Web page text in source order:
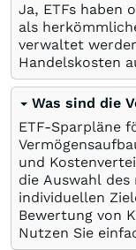
Ja, ETFs haben
als
verwaltet
Handelskosten
Was sind die
ETF-Sparpläne
und
die Auswahl
individuellen
Bewertung von
Nutzen Sie